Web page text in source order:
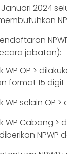
Januari 2024
jabatan):
WP OP >
format 15 digit
WP selain OP
WP Cabang >
NPWP